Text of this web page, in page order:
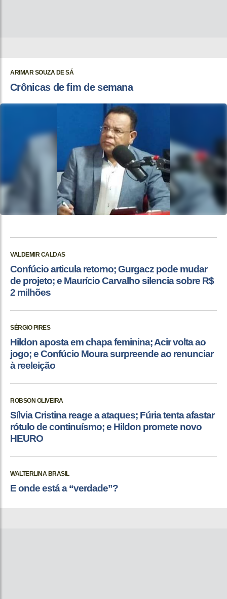
ARIMAR SOUZA DE SÁ
Crônicas de fim de semana
VALDEMIR CALDAS
Confúcio articula retorno; Gurgacz pode mudar
de projeto; e Maurício Carvalho silencia sobre R$
2 milhões
SÉRGIO PIRES
Hildon aposta em chapa feminina; Acir volta ao
jogo; e Confúcio Moura surpreende ao renunciar
à reeleição
ROBSON OLIVEIRA
Sílvia Cristina reage a ataques; Fúria tenta afastar
rótulo de continuísmo; e Hildon promete novo
HEURO
WALTERLINA BRASIL
E onde está a “verdade”?